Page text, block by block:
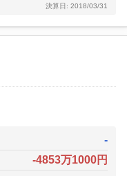
決算日: 2018/03/31
-
-4853万1000円